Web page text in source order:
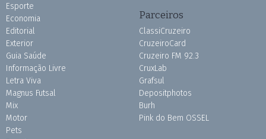
Esporte
Economia
Editorial
Exterior
Guia Saúde
Informação Livre
Letra Viva
Magnus Futsal
Mix
Motor
Pets
Parceiros
ClassiCruzeiro
CruzeiroCard
Cruzeiro FM 92.3
CruxLab
Grafsul
Depositphotos
Burh
Pink do Bem OSSEL